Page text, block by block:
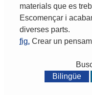
materials que es
Escomençar i
diverses parts.
fig. Crear un
Bilingüe